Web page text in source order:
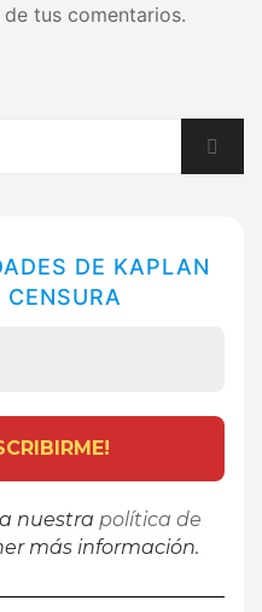
tus comentarios.
DE KAPLAN
nuestra política de
más información.